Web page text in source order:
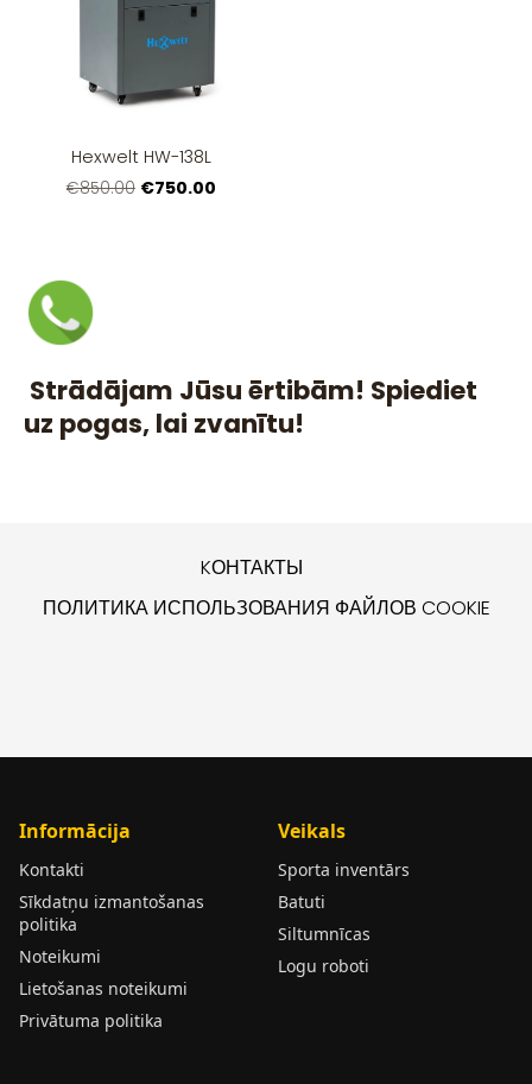
Strādājam Jūsu ērtibām! Spiediet
uz pogas, lai zvanītu!
Hexwelt HW-138L
€850.00 €750.00
KОНТАКТЫ
ПОЛИТИКА ИСПОЛЬЗОВАНИЯ ФАЙЛОВ COOKIE
Informācija
Kontakti
Sīkdatņu izmantošanas
politika
Noteikumi
Lietošanas noteikumi
Privātuma politika
Veikals
Sporta inventārs
Batuti
Siltumnīcas
Logu roboti